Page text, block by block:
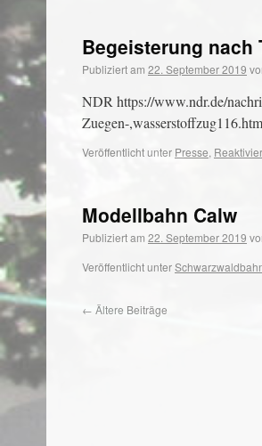
Begeisterung nach
Publiziert am 22. September 2019
NDR https://www.ndr.de/
Zuegen-
Veröffentlicht unter Presse,
Modellbahn Calw
Publiziert am 22. September 2019
Veröffentlicht unter
← Ältere Beiträge